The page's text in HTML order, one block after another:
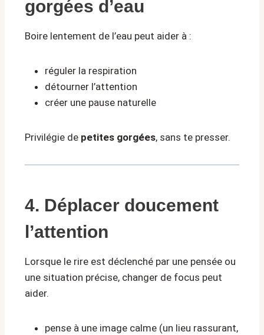
gorgées d’eau
Boire lentement de l’eau peut aider à :
réguler la respiration
détourner l’attention
créer une pause naturelle
Privilégie de petites gorgées, sans te presser.
4. Déplacer doucement
l’attention
Lorsque le rire est déclenché par une pensée ou
une situation précise, changer de focus peut
aider.
pense à une image calme (un lieu rassurant,